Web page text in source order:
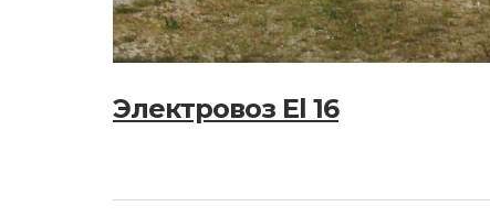
Электровоз El 16